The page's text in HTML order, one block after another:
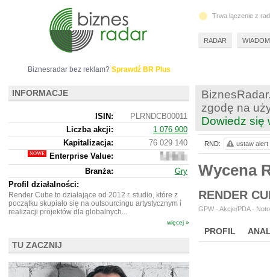
zgodę na
Dowiedz się
Wycena
RENDER
GPW - Akcje/PDA -
PROFIL
RND: ustaw alert
Biznesradar bez reklam? Sprawdź BR Plus
INFORMACJE
ISIN:
PLRNDCB00011
Liczba akcji:
1 076 900
Kapitalizacja:
76 029 140
Enterprise Value:
56
278
140
Branża:
Gry
Profil działalności:
Render Cube to działające od 2012 r. studio, które z
początku skupiało się na outsourcingu artystycznym i
realizacji projektów dla globalnych...
więcej »
TU ZACZNIJ
Trwa łączenie z
RADAR